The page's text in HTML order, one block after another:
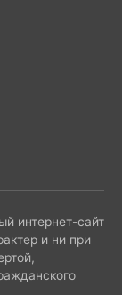
интернет-сайт
и ни при